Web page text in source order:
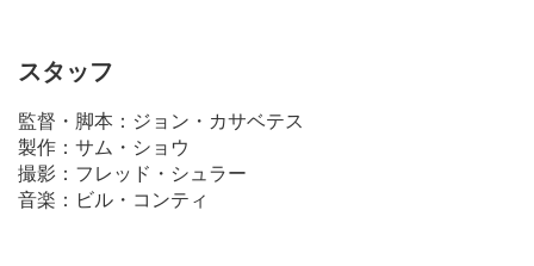
スタッフ
監督・脚本：ジョン・カサベテス
製作：サム・ショウ
撮影：フレッド・シュラー
音楽：ビル・コンティ